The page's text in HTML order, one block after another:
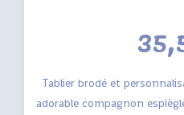
Tablier brodé et
adorable compagnon